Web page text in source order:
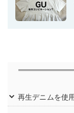
再生デニムを使